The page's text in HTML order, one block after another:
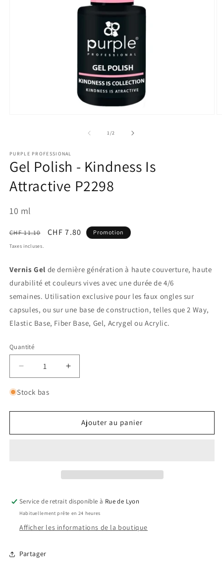
une
fenêtre
modale
1/de2
PURPLE PROFESSIONAL
Gel Polish - Kindness Is
Attractive P2298
10 ml
Prix
habituel
CHF 11.10
Prix
CHF 7.80 Promotion
Taxes incluses.
Vernis Gel de dernière génération à haute couverture, haute
durabilité et couleurs vives avec une durée de 4/6
semaines. Utilisation exclusive pour les faux ongles sur
capsules, ou sur une base de construction, telles que 2 Way,
Elastic Base, Fiber Base, Gel, Acrygel ou Acrylic.
Quantité
Réduire
la
quantité
Gel
-
Augmenter
la
Gel
Polish
-
Stock bas
Ajouter au panier
Service de retrait disponible à Rue de Lyon
Habituellement prête en 24 heures
Afficher les informations de la boutique
Partager